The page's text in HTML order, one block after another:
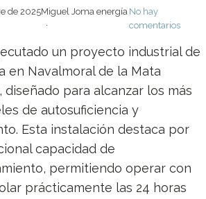
de 2025Miguel Joma energía No hay
comentarios
un proyecto industrial de
en Navalmoral de la Mata
diseñado para alcanzar los más
de autosuficiencia y
Esta instalación destaca por
capacidad de
permitiendo operar con
prácticamente las 24 horas